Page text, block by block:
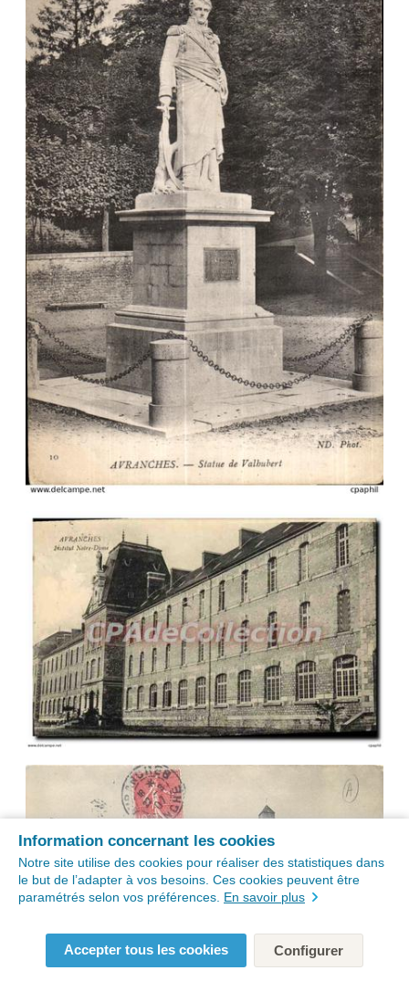
Information concernant les cookies
Notre site utilise des cookies pour réaliser des statistiques dans
le but de l’adapter à vos besoins. Ces cookies peuvent être
paramétrés selon vos préférences. En savoir plus
Accepter tous les cookies Configurer